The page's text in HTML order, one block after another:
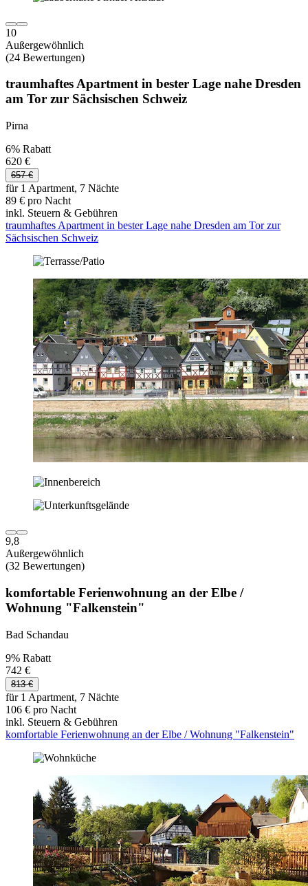
10
Außergewöhnlich
(24 Bewertungen)
traumhaftes Apartment in bester Lage nahe Dresden
am Tor zur Sächsischen Schweiz
Pirna
6% Rabatt
620 €
657 €
für 1 Apartment, 7 Nächte
89 € pro Nacht
inkl. Steuern & Gebühren
traumhaftes Apartment in bester Lage nahe Dresden am Tor zur
Sächsischen Schweiz
9,8
Außergewöhnlich
(32 Bewertungen)
komfortable Ferienwohnung an der Elbe /
Wohnung "Falkenstein"
Bad Schandau
9% Rabatt
742 €
813 €
für 1 Apartment, 7 Nächte
106 € pro Nacht
inkl. Steuern & Gebühren
komfortable Ferienwohnung an der Elbe / Wohnung "Falkenstein"